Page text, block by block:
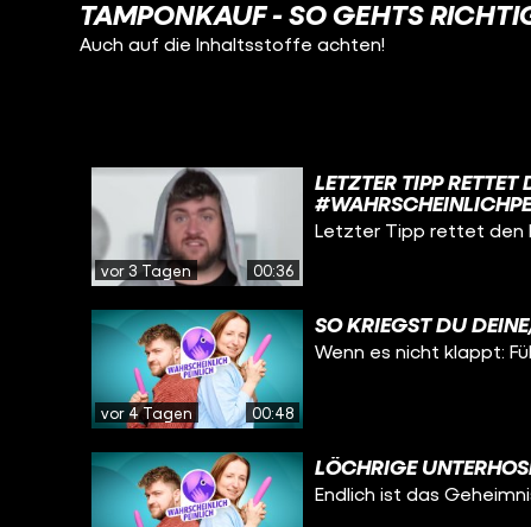
TAMPONKAUF - SO GEHTS
Auch auf die Inhaltsstoffe achten!
vor 3 Tagen 00:36
LETZTER TIPP RETTET
#ELTERN #STREIT
Letzter Tipp rettet den
vor 4 Tagen 00:48
SO KRIEGST DU
Wenn es nicht klappt:
LÖCHRIGE
Endlich ist das